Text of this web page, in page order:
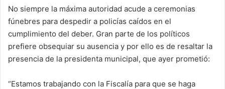
No siempre la máxima autoridad acude a ceremonias
fúnebres para despedir a policías caídos en el
cumplimiento del deber. Gran parte de los políticos
prefiere obsequiar su ausencia y por ello es de resaltar la
presencia de la presidenta municipal, que ayer prometió:
“Estamos trabajando con la Fiscalía para que se haga